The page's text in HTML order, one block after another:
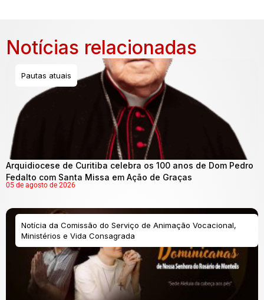
Notícias relacionadas
Pautas atuais
Arquidiocese de Curitiba celebra os 100 anos de Dom Pedro
Fedalto com Santa Missa em Ação de Graças
05 de agosto de 2026
Notícia da Comissão do Serviço de Animação Vocacional,
Ministérios e Vida Consagrada